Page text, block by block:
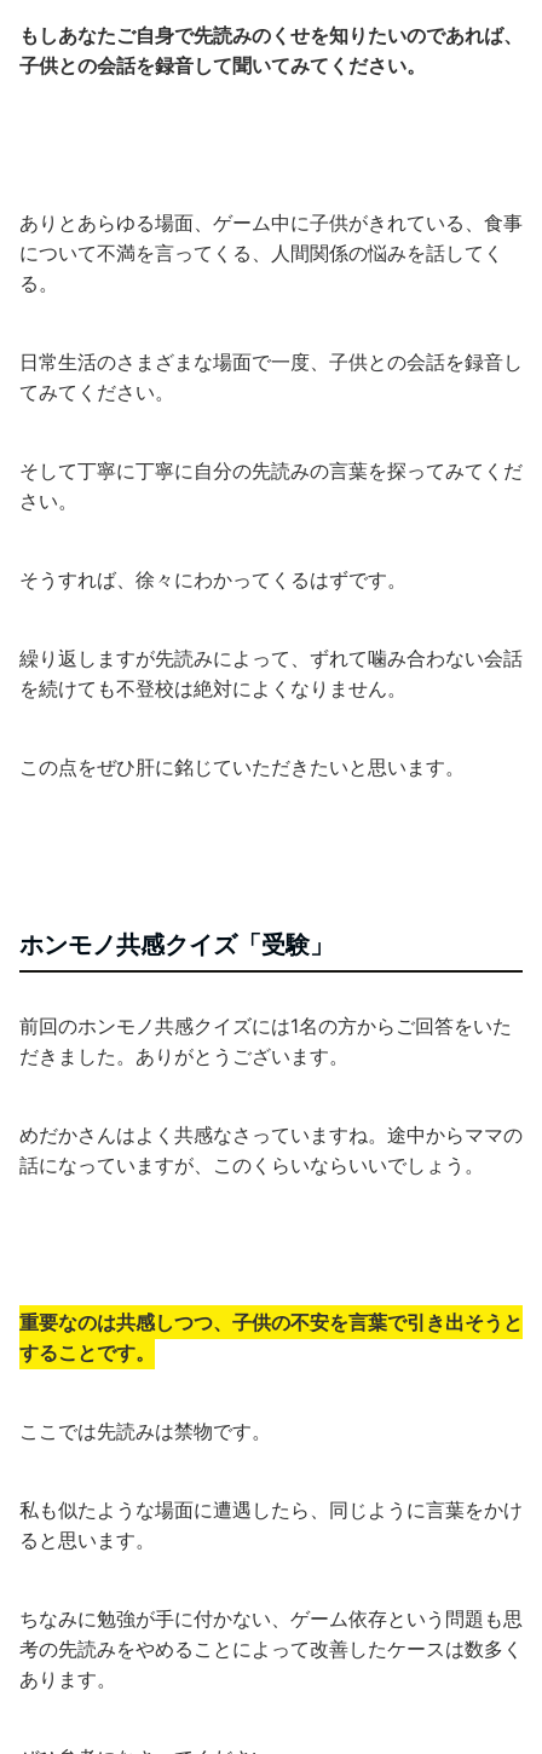
もしあなたご自身で先読みのくせを知りたいのであれば、
子供との会話を録音して聞いてみてください。
ありとあらゆる場面、ゲーム中に子供がきれている、食事
について不満を言ってくる、人間関係の悩みを話してく
る。
日常生活のさまざまな場面で一度、子供との会話を録音し
てみてください。
そして丁寧に丁寧に自分の先読みの言葉を探ってみてくだ
さい。
そうすれば、徐々にわかってくるはずです。
繰り返しますが先読みによって、ずれて噛み合わない会話
を続けても不登校は絶対によくなりません。
この点をぜひ肝に銘じていただきたいと思います。
ホンモノ共感クイズ「受験」
前回のホンモノ共感クイズには1名の方からご回答をいた
だきました。ありがとうございます。
めだかさんはよく共感なさっていますね。途中からママの
話になっていますが、このくらいならいいでしょう。
重要なのは共感しつつ、子供の不安を言葉で引き出そうと
することです。
ここでは先読みは禁物です。
私も似たような場面に遭遇したら、同じように言葉をかけ
ると思います。
ちなみに勉強が手に付かない、ゲーム依存という問題も思
考の先読みをやめることによって改善したケースは数多く
あります。